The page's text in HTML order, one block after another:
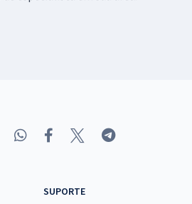
SUPORTE